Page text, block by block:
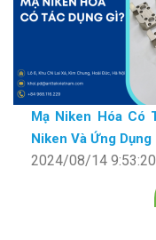
Mạ Niken Hóa Có
Niken Và Ứng Dụng
2024/08/14